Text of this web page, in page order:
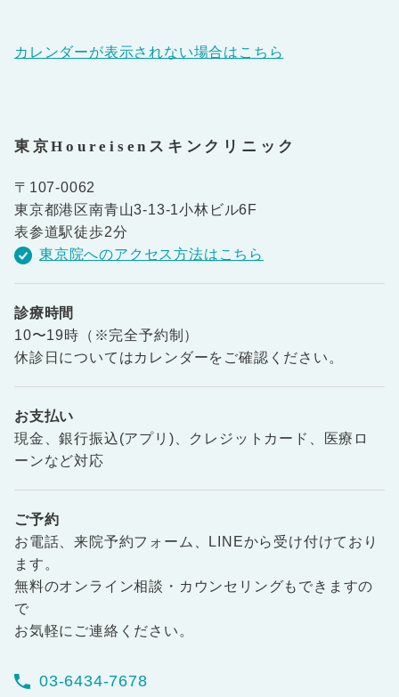
カレンダーが表示されない場合はこちら
東京Houreisenスキンクリニック
〒107-0062
東京都港区南青山3-13-1小林ビル6F
表参道駅徒歩2分
東京院へのアクセス方法はこちら
診療時間
10〜19時（※完全予約制）
休診日についてはカレンダーをご確認ください。
お支払い
現金、銀行振込(アプリ)、クレジットカード、医療ロ
ーンなど対応
ご予約
お電話、来院予約フォーム、LINEから受け付けており
ます。
無料のオンライン相談・カウンセリングもできますの
で
お気軽にご連絡ください。
03-6434-7678